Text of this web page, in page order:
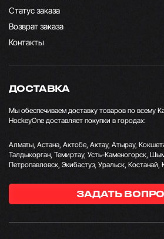
Статус заказа
Возврат заказа
Контакты
ДОСТАВКА
Мы обеспечиваем доставку товаров по всему
HockeyOne доставляет покупки в городах:
Алматы, Астана, Актобе, Актау, Атырау,
Талдыкорган, Темиртау, Усть-Каменогорск,
Петропавловск, Экибастуз, Уральск, Костанай,
ЗАДАТЬ